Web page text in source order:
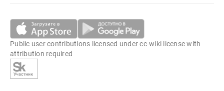
Public user contributions licensed undercc-wiki license with
attribution required